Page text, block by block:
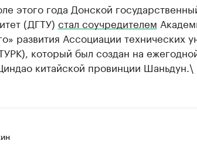
этого года Донской
(ДГТУ) стал соучредителем
развития Ассоциации технических
который был создан на
китайской провинции Шаньдун.\